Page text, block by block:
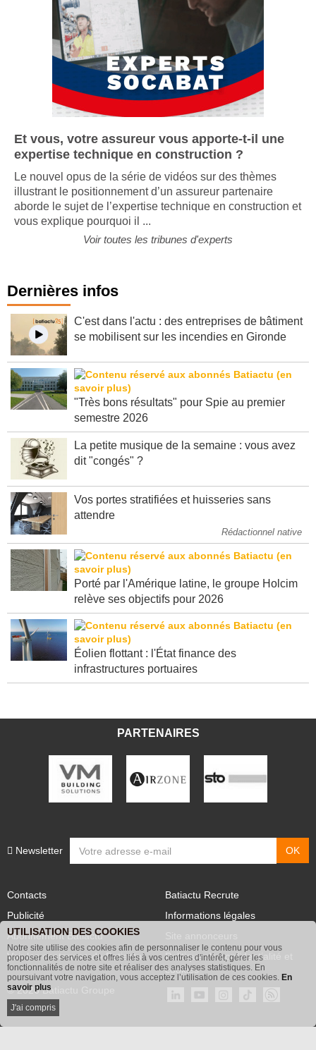
Et vous, votre assureur vous apporte-t-il une
expertise technique en construction ?
Le nouvel opus de la série de vidéos sur des thèmes
illustrant le positionnement d’un assureur partenaire
aborde le sujet de l’expertise technique en construction et
Dernières infos
C'est dans l'actu : des entreprises de bâtiment
"Très bons résultats" pour Spie au premier
La petite musique de la semaine : vous avez
Vos portes stratifiées et huisseries sans
Rédactionnel native
Porté par l'Amérique latine, le groupe Holcim
Éolien flottant : l'État finance des
Publicité
Abonnement Batiactu
Voir les contenus+ de Batiactu
Site annonceurs
Politique de confidentialité et
cookies
© 2026 Batiactu Groupe
UTILISATION DES COOKIES
Notre site utilise des cookies afin de personnaliser le contenu pour vous
proposer des services et offres liés à vos centres d'intérêt, gérer les
fonctionnalités de notre site et réaliser des analyses statistiques. En
poursuivant votre navigation, vous acceptez l’utilisation de ces cookies. En
savoir plus
J'ai compris